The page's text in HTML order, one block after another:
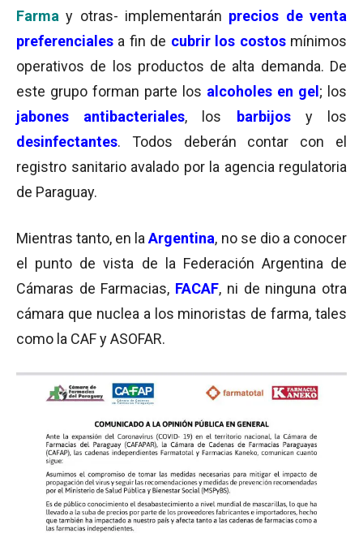
Farma y otras- implementarán precios de venta
preferenciales a fin de cubrir los costosmínimos
operativos de los productos de alta demanda. De
este grupo forman parte los alcoholes en gel ; los
jabones antibacteriales, los barbijos
y los
desinfectantes. Todos deberán contar con el
registro sanitario avalado por la agencia regulatoria
de Paraguay.
Mientras tanto, en laArgentina, no se dio a conocer
el punto de vista de la Federación Argentina de
Cámaras de Farmacias, FACAF, ni de ninguna otra
cámara que nuclea a los minoristas de farma, tales
como la CAF y ASOFAR.